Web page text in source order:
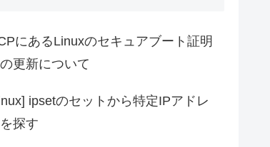
にあるLinuxのセキュアブート証明
更新について
ipsetのセットから特定IPアドレ
探す